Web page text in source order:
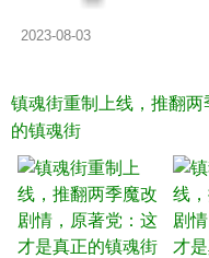
2023-08-03
镇魂街重制上线，推翻
的镇魂街